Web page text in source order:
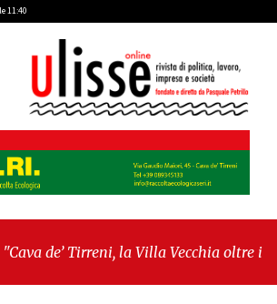
11:40
de’ Tirreni, la Villa Vecchia oltre i vandali: